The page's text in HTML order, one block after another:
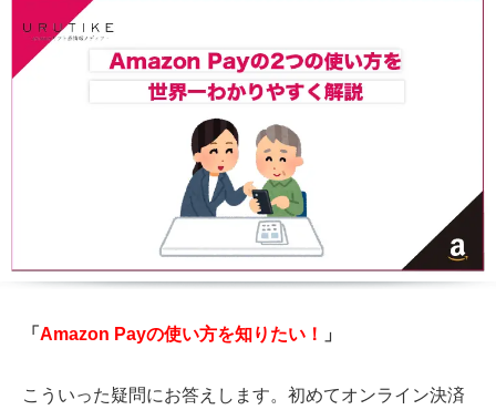
「 Amazon Payの使い方を知りたい！ 」
こういった疑問にお答えします。初めてオンライン決済